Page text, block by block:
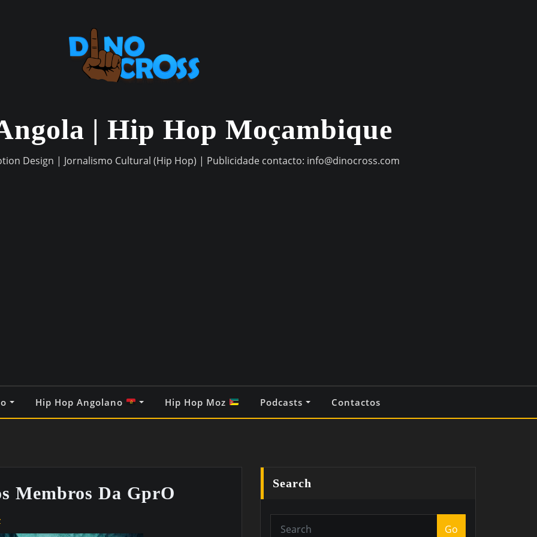
| Hip Hop Moçambique
Design | Jornalismo Cultural (Hip Hop) | Publicidade contacto: info@dinocross.com
Hip Hop Angolano Hip Hop Moz Podcasts Contactos
Membros Da GprO Search
Go